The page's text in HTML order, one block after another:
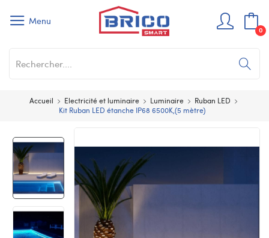
Menu
0
Accueil Electricité et luminaire Luminaire
Ruban LED
Kit Ruban LED étanche IP68 6500K,(5 mètre)